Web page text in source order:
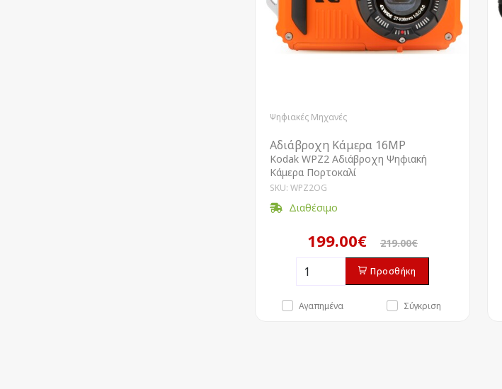
Ψηφιακές Μηχανές
Αδιάβροχη Κάμερα 16MP
Kodak WPZ2 Αδιάβροχη Ψηφιακή
Κάμερα Πορτοκαλί
SKU: WPZ2OG
Διαθέσιμο
199.00€ 219.00€
Προσθήκη
Αγαπημένα Σύγκριση